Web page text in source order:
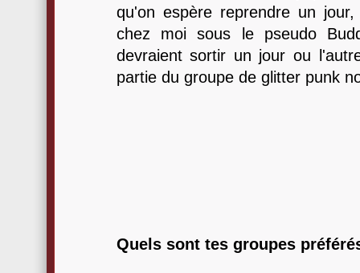
qu'on espère reprendre un
chez moi sous le pseudo
devraient sortir un jour ou
partie du groupe de glitter punk
Quels sont tes groupes